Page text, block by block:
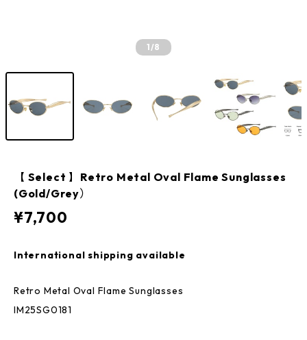
1/8
【 Select 】Retro Metal Oval Flame Sunglasses
(Gold/Grey）
¥7,700
International shipping available
Retro Metal Oval Flame Sunglasses
IM25SG0181